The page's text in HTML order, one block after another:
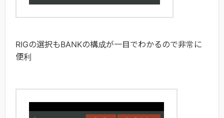
RIGの選択もBANKの構成が一目でわかるので非常に
便利